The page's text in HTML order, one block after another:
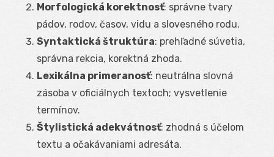
Morfologická korektnosť: správne tvary
pádov, rodov, časov, vidu a slovesného rodu.
Syntaktická štruktúra: prehľadné súvetia,
správna rekcia, korektná zhoda.
Lexikálna primeranosť: neutrálna slovná
zásoba v oficiálnych textoch; vysvetlenie
termínov.
Štylistická adekvátnosť: zhodná s účelom
textu a očakávaniami adresáta.